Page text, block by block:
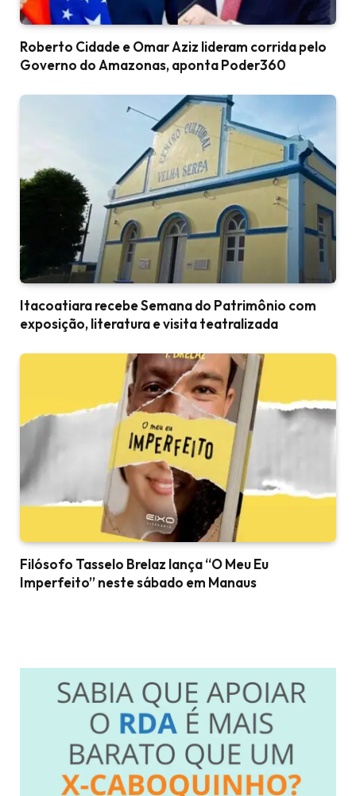
Roberto Cidade e Omar Aziz lideram corrida pelo
Governo do Amazonas, aponta Poder360
Itacoatiara recebe Semana do Patrimônio com
exposição, literatura e visita teatralizada
Filósofo Tasselo Brelaz lança “O Meu Eu
Imperfeito” neste sábado em Manaus